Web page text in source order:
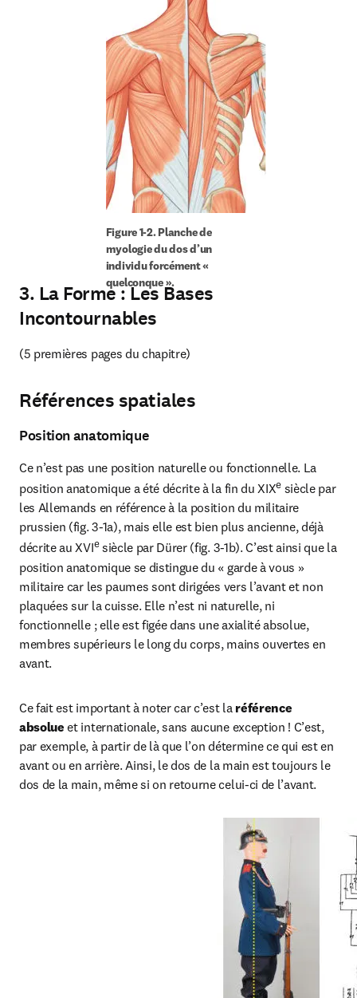
Figure 1-2. Planche de
myologie du dos d’un
individu forcément «
quelconque ».
3. La Forme : Les Bases
Incontournables
(5 premières pages du chapitre)
Références spatiales
Position anatomique
Ce n’est pas une position naturelle ou fonctionnelle. La
position anatomique a été décrite à la fin du XIXe siècle par
les Allemands en référence à la position du militaire
prussien (fig. 3-1a), mais elle est bien plus ancienne, déjà
décrite au XVIe siècle par Dürer (fig. 3-1b). C’est ainsi que la
position anatomique se distingue du « garde à vous »
militaire car les paumes sont dirigées vers l’avant et non
plaquées sur la cuisse. Elle n’est ni naturelle, ni
fonctionnelle ; elle est figée dans une axialité absolue,
membres supérieurs le long du corps, mains ouvertes en
avant.
Ce fait est important à noter car c’est la référence
absolue et internationale, sans aucune exception ! C’est,
par exemple, à partir de là que l’on détermine ce qui est en
avant ou en arrière. Ainsi, le dos de la main est toujours le
dos de la main, même si on retourne celui-ci de l’avant.